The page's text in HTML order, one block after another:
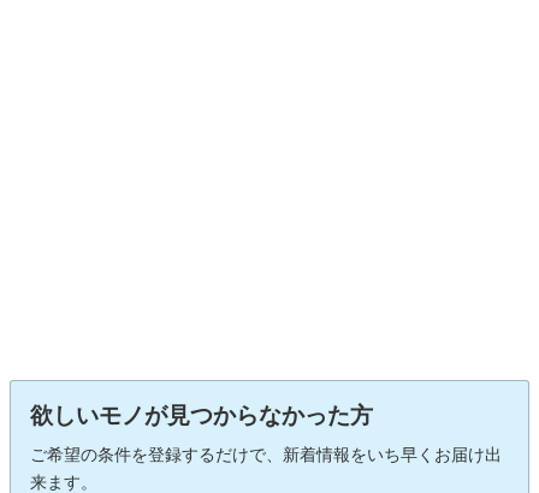
欲しいモノが見つからなかった方
ご希望の条件を登録するだけで、新着情報をいち早くお届け出
来ます。